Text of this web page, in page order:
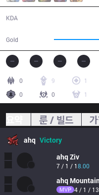
KDA
Gold
0 9
1
0
0 1
룬 / 빌드
ahq Victory
ahq Ziv
7 / 1 / 18.00
ahq
MVP 4 / 1 / 13